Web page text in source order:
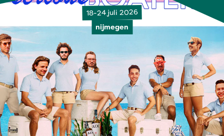
18-24 juli 2026
nijmegen